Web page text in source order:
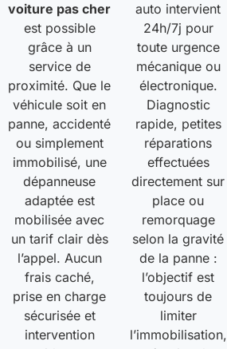
voiture pas cher
est possible
grâce à un
service de
proximité. Que le
véhicule soit en
panne, accidenté
ou simplement
immobilisé, une
dépanneuse
adaptée est
mobilisée avec
un tarif clair dès
l’appel. Aucun
frais caché,
prise en charge
sécurisée et
intervention
auto intervient
24h/7j pour
toute urgence
mécanique ou
électronique.
Diagnostic
rapide, petites
réparations
effectuées
directement sur
place ou
remorquage
selon la gravité
de la panne :
l’objectif est
toujours de
limiter
l’immobilisation,